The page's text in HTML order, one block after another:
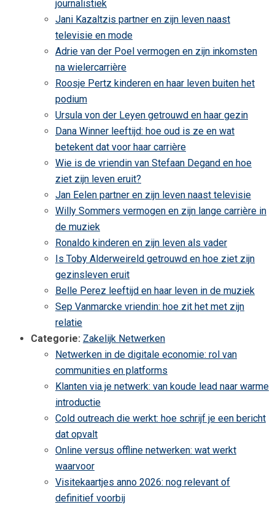
journalistiek
Jani Kazaltzis partner en zijn leven naast
televisie en mode
Adrie van der Poel vermogen en zijn inkomsten
na wielercarrière
Roosje Pertz kinderen en haar leven buiten het
podium
Ursula von der Leyen getrouwd en haar gezin
Dana Winner leeftijd: hoe oud is ze en wat
betekent dat voor haar carrière
Wie is de vriendin van Stefaan Degand en hoe
ziet zijn leven eruit?
Jan Eelen partner en zijn leven naast televisie
Willy Sommers vermogen en zijn lange carrière in
de muziek
Ronaldo kinderen en zijn leven als vader
Is Toby Alderweireld getrouwd en hoe ziet zijn
gezinsleven eruit
Belle Perez leeftijd en haar leven in de muziek
Sep Vanmarcke vriendin: hoe zit het met zijn
relatie
Categorie: Zakelijk Netwerken
Netwerken in de digitale economie: rol van
communities en platforms
Klanten via je netwerk: van koude lead naar warme
introductie
Cold outreach die werkt: hoe schrijf je een bericht
dat opvalt
Online versus offline netwerken: wat werkt
waarvoor
Visitekaartjes anno 2026: nog relevant of
definitief voorbij